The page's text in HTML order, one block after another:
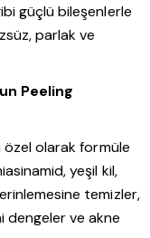
güçlü bileşenlerle
parlak ve
Peeling
özel olarak formüle
yeşil kil,
temizler,
dengeler ve akne